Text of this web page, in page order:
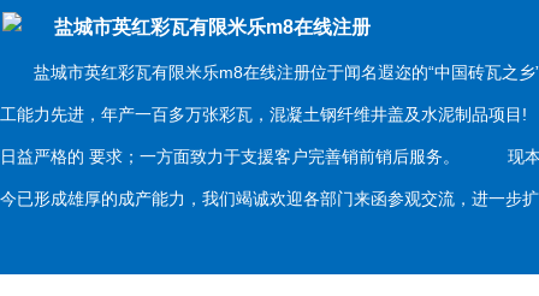
盐城市英红彩瓦有限米乐m8在线注册
盐城市英红彩瓦有限米乐m8在线注册位于闻名遐迩的“中国砖瓦之乡
工能力先进，年产一百多万张彩瓦，混凝土钢纤维井盖及水泥制品项
日益严格的 要求；一方面致力于支援客户完善销前销后服务。 现本
今已形成雄厚的成产能力，我们竭诚欢迎各部门来函参观交流，进一